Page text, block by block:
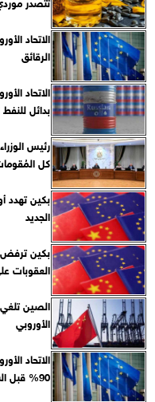
الاتحاد
الرقائق
الاتحاد
بدائل
رئيس
كل
بكين تهدد
الجديد
بكين ترفض
العقوبات
الصين تلغي
الأوروبي
الاتحاد
90% قبل الشتاء